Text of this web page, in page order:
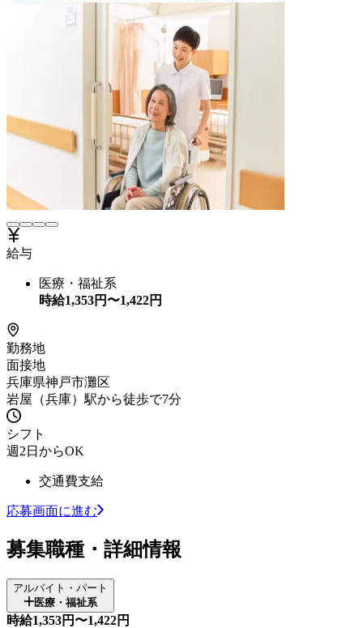
給与
医療・福祉系
時給1,353円〜1,422円
勤務地
面接地
兵庫県神戸市灘区
岩屋（兵庫）駅から徒歩で7分
シフト
週2日からOK
交通費支給
応募画面に進む
募集職種・詳細情報
アルバイト・パート
医療・福祉系
時給1,353円〜1,422円